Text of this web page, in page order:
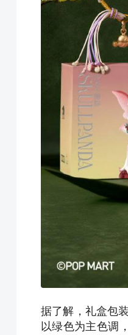
据了解，礼盒包
以绿色为主色调